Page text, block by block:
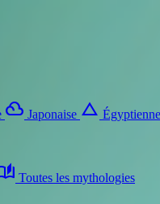
filter_drama Japonaise change_history Égyptienne
Toutes les mythologies